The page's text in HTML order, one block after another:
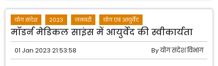
योग संदेश 2023 जनवरी योग एवं आयुर्वेद
मॉडर्न मेडिकल साइंस में आयुर्वेद की स्वीकार्यता
01 Jan 2023 21:53:58 Byयोग संदेश विभाग